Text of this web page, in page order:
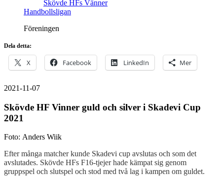
Skövde HFs Vänner
Handbollsligan
Föreningen
Dela detta:
X Facebook LinkedIn Mer
2021-11-07
Skövde HF Vinner guld och silver i Skadevi Cup
2021
Foto: Anders Wiik
Efter många matcher kunde Skadevi cup avslutas och som det
avslutades. Skövde HFs F16-tjejer hade kämpat sig genom
gruppspel och slutspel och stod med två lag i kampen om guldet.